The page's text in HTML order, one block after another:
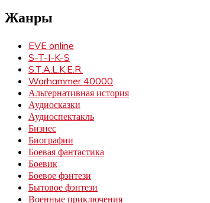
Жанры
EVE online
S-T-I-K-S
S.T.A.L.K.E.R.
Warhammer 40000
Альтернативная история
Аудиосказки
Аудиоспектакль
Бизнес
Биографии
Боевая фантастика
Боевик
Боевое фэнтези
Бытовое фэнтези
Военные приключения